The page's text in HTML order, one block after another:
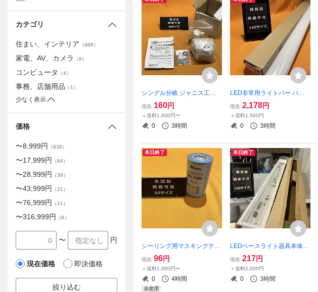
シングル分岐 ジャニス工業 S
JA7 サテイゴー
現在 160円
＋送料1,000円〜
0 3時間
LED非常用ライトバー パナ
ソニック NNL4105GNLE9
昼白色 40形 2000lmタイプ
非調光 サテイゴー
現在 2,178円
＋送料1,500円
0 3時間
本日終了
シーリング用マスキングテー
プ (2巻入) 日東電工 No.7280
50ｍｍ × 18m サテイゴー
現在 96円
＋送料1,000円〜
0 4時間
未使用
本日終了
LEDベースライト器具本体
パナソニック NNLK41710J
天井埋込型 40形 ライトバー
別売 サテイゴー
現在 217円
＋送料2,000円
0 3時間
カテゴリ
住まい、インテリア （988）
家電、AV、カメラ （8）
コンピュータ （4）
事務、店舗用品 （1 ）
少なく表示
価格
〜8,999円 （838）
〜17,999円 （84）
〜28,999円 （39）
〜43,999円 （21 ）
〜76,999円 （11 ）
〜316,999円 （8）
〜 円
現在価格 即決価格
絞り込む